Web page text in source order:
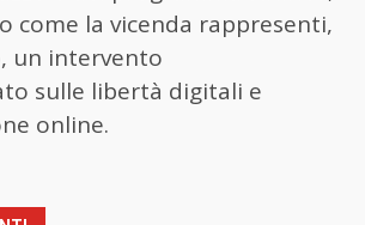
come la vicenda rappresenti,
un intervento
sulle libertà digitali e
online.